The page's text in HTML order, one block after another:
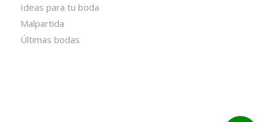
Ideas para tu boda
Malpartida
Últimas bodas